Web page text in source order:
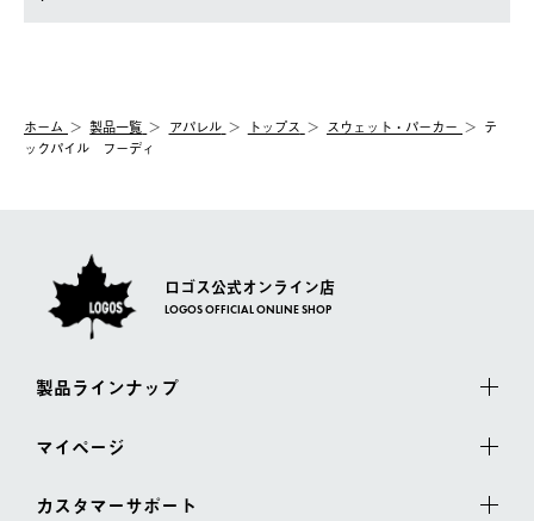
ホーム 製品⼀覧 アパレル トップス スウェット・パーカー
テ
ックパイル フーディ
ロゴス公式オンライン店
LOGOS OFFICIAL ONLINE SHOP
製品ラインナップ
マイページ
カスタマーサポート